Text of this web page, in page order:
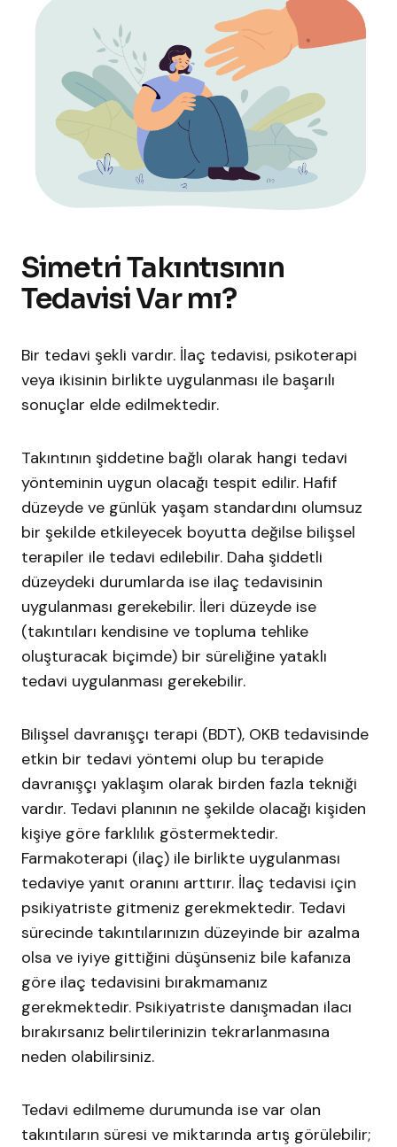
Simetri Takıntısının
Tedavisi Var mı?
Bir tedavi şekli vardır. İlaç tedavisi, psikoterapi
veya ikisinin birlikte uygulanması ile başarılı
sonuçlar elde edilmektedir.
Takıntının şiddetine bağlı olarak hangi tedavi
yönteminin uygun olacağı tespit edilir. Hafif
düzeyde ve günlük yaşam standardını olumsuz
bir şekilde etkileyecek boyutta değilse bilişsel
terapiler ile tedavi edilebilir. Daha şiddetli
düzeydeki durumlarda ise ilaç tedavisinin
uygulanması gerekebilir. İleri düzeyde ise
(takıntıları kendisine ve topluma tehlike
oluşturacak biçimde) bir süreliğine yataklı
tedavi uygulanması gerekebilir.
Bilişsel davranışçı terapi (BDT), OKB tedavisinde
etkin bir tedavi yöntemi olup bu terapide
davranışçı yaklaşım olarak birden fazla tekniği
vardır. Tedavi planının ne şekilde olacağı kişiden
kişiye göre farklılık göstermektedir.
Farmakoterapi (ilaç) ile birlikte uygulanması
tedaviye yanıt oranını arttırır. İlaç tedavisi için
psikiyatriste gitmeniz gerekmektedir. Tedavi
sürecinde takıntılarınızın düzeyinde bir azalma
olsa ve iyiye gittiğini düşünseniz bile kafanıza
göre ilaç tedavisini bırakmamanız
gerekmektedir. Psikiyatriste danışmadan ilacı
bırakırsanız belirtilerinizin tekrarlanmasına
neden olabilirsiniz.
Tedavi edilmeme durumunda ise var olan
takıntıların süresi ve miktarında artış görülebilir;